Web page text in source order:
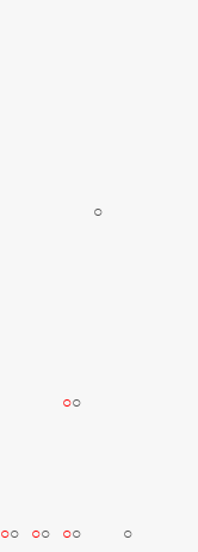
○
○○
○○ ○○ ○○ ○